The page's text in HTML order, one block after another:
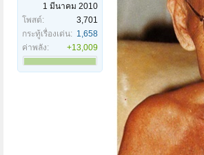
1 มีนาคม 2010
โพสต์:
3,701
กระทู้เรื่องเด่น: 1,658
ค่าพลัง:
+13,009